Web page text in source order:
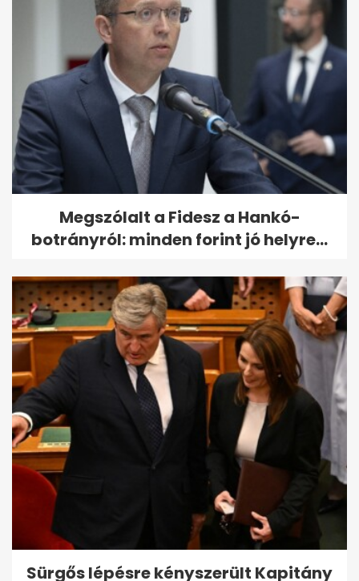
Megszólalt a Fidesz a Hankó-
botrányról: minden forint jó helyre...
Sürgős lépésre kényszerült Kapitány